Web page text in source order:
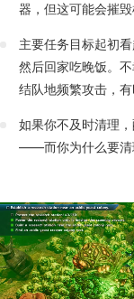
器，但这可能会摧
主要任务目标起初
然后回家吃晚饭。
结队地频繁攻击，
如果你不及时清理
——而你为什么要清